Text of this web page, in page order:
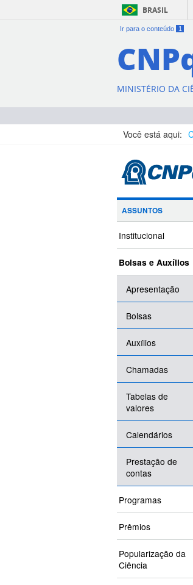
BRASIL
Ir para o conteúdo 1
MINISTÉRIO DA
Você está aqui:
ASSUNTOS
Institucional
Bolsas e Auxílios
Apresentação
Bolsas
Auxílios
Chamadas
Tabelas de
valores
Calendários
Prestação de
contas
Programas
Prêmios
Popularização da
Ciência